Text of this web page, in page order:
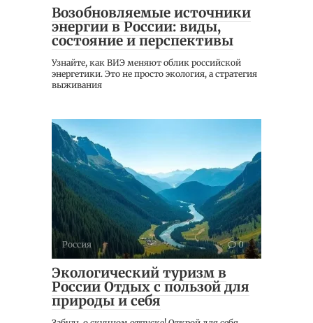
Возобновляемые источники
энергии в России: виды,
состояние и перспективы
Узнайте, как ВИЭ меняют облик российской
энергетики. Это не просто экология, а стратегия
выживания
Россия 0
Экологический туризм в
России Отдых с пользой для
природы и себя